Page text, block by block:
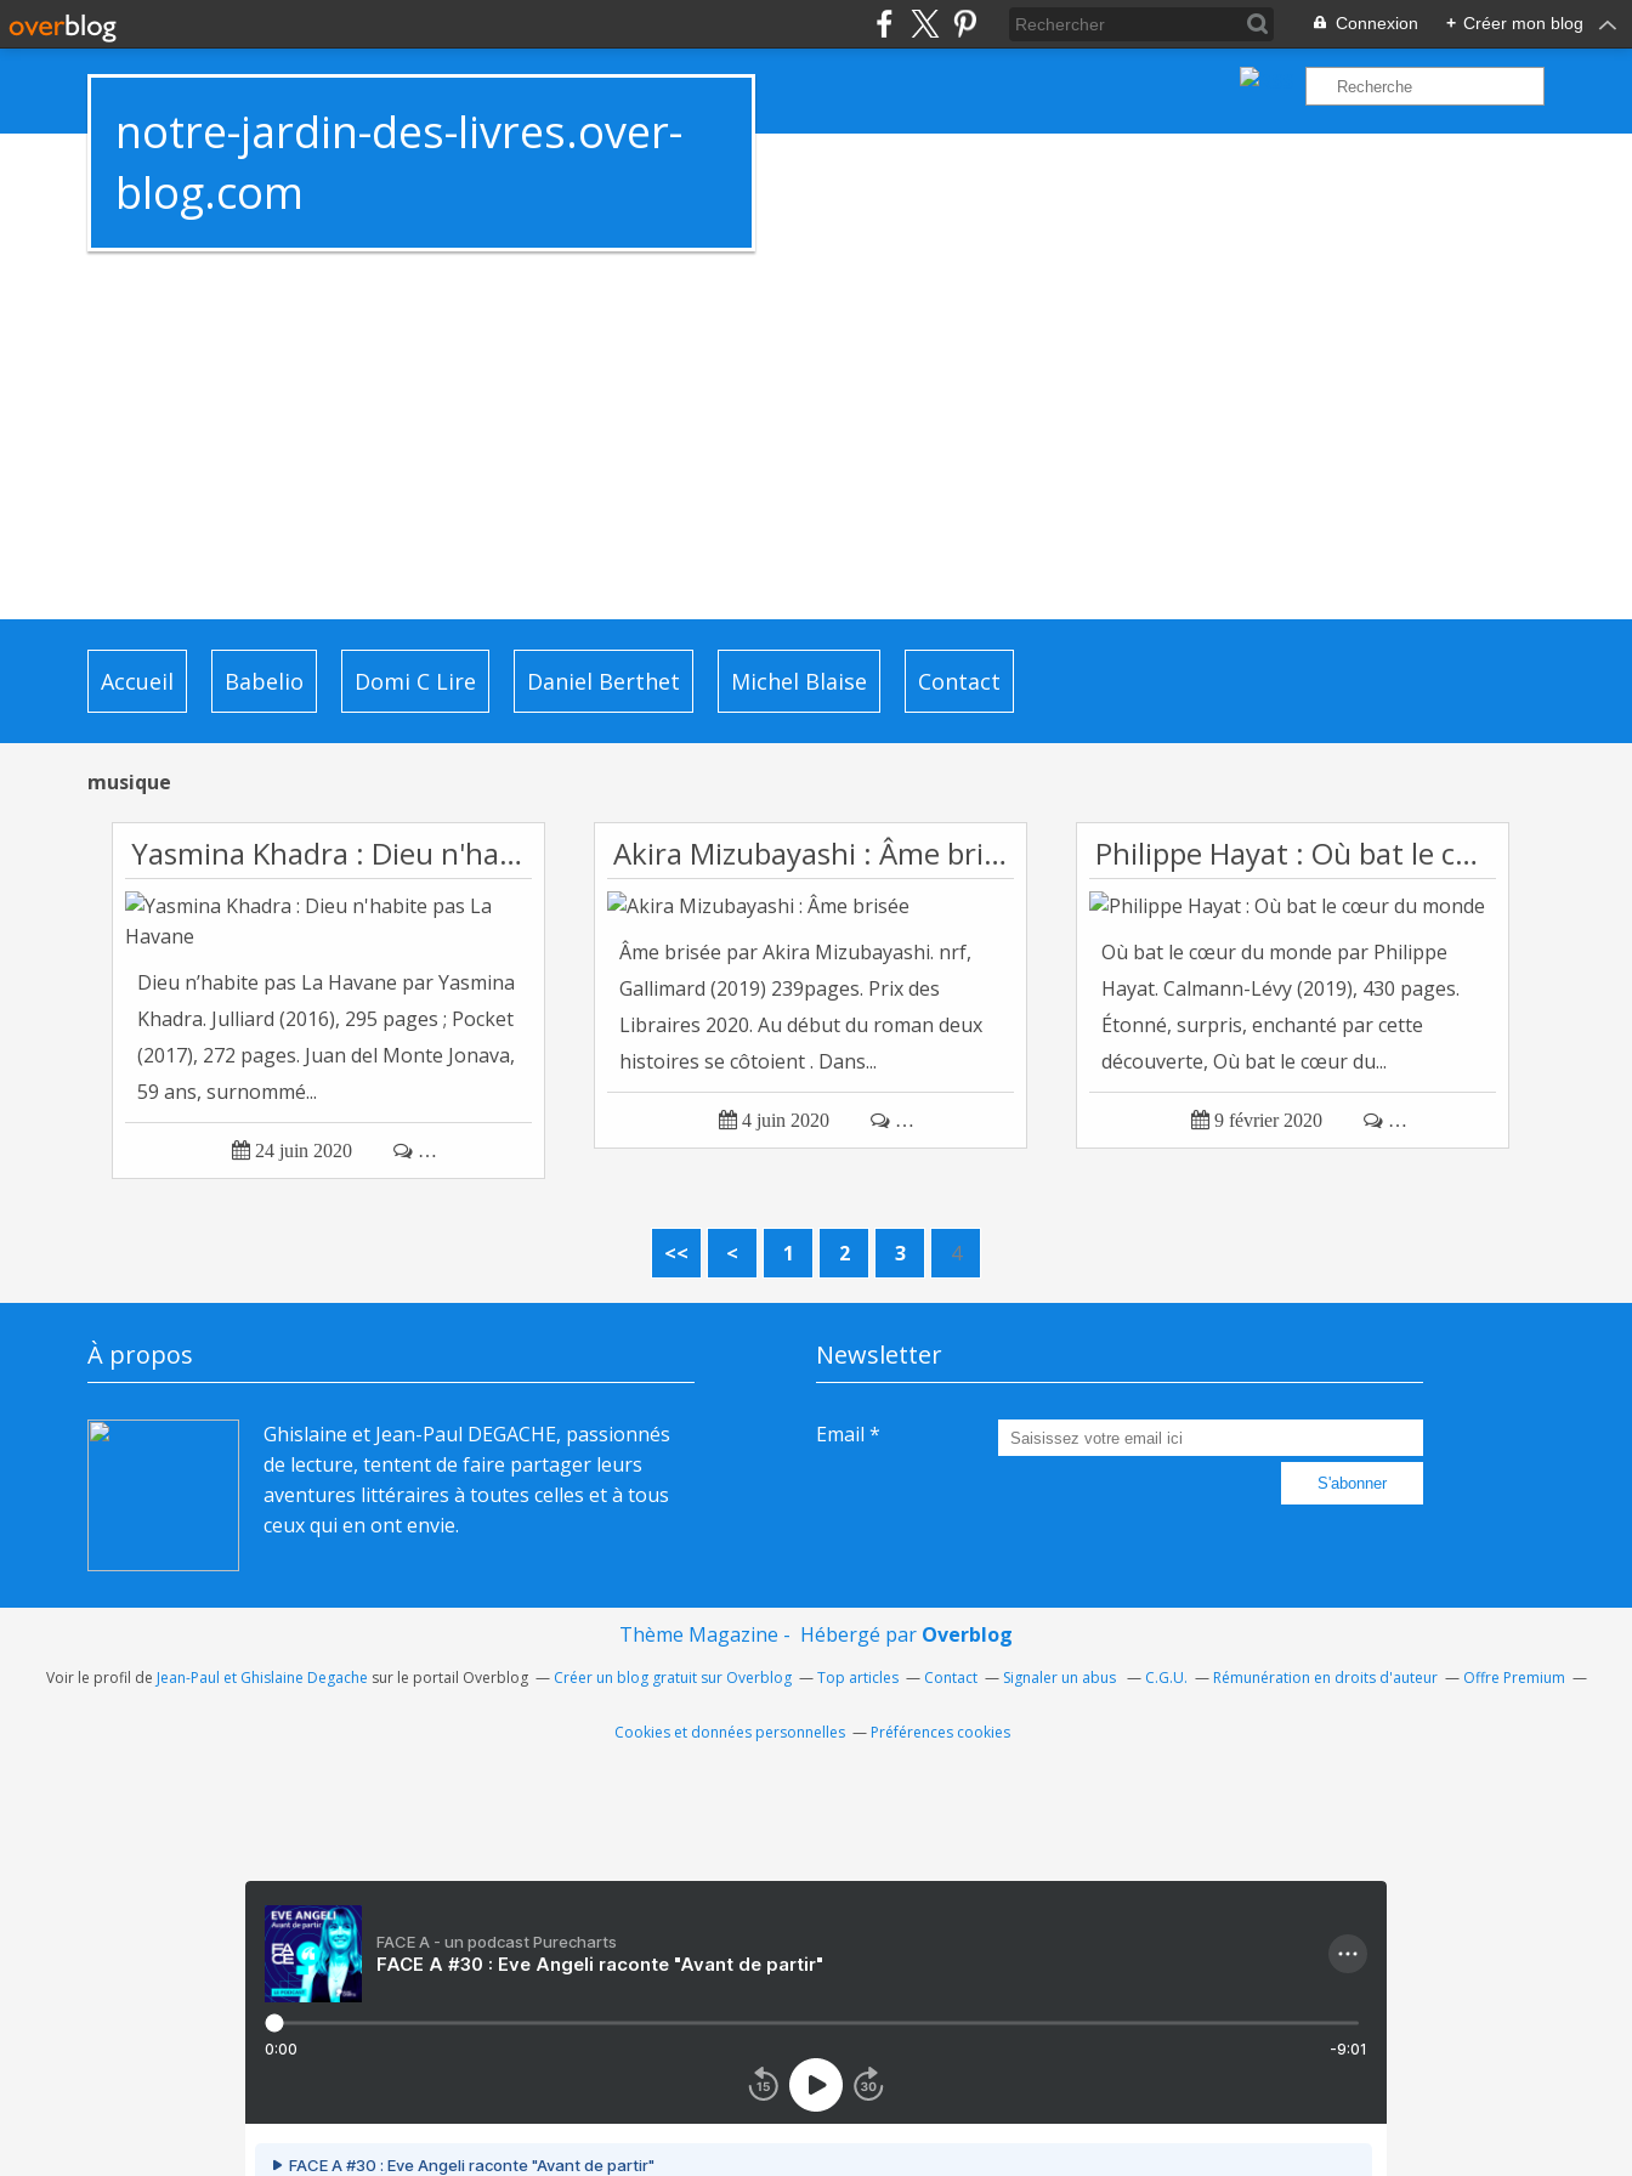
Connexion + Créer mon blog
notre-jardin-des-livres.over-
blog.com
Accueil Babelio Domi C Lire Daniel Berthet Michel Blaise Contact
musique
Yasmina Khadra : Dieu n'habite pas La Havane
Dieu n’habite pas La Havane par Yasmina
Khadra. Julliard (2016), 295 pages ; Pocket
(2017), 272 pages. Juan del Monte Jonava,
59 ans, surnommé...
 24 juin 2020  …
Akira Mizubayashi : Âme brisée
Âme brisée par Akira Mizubayashi. nrf,
Gallimard (2019) 239pages. Prix des
Libraires 2020. Au début du roman deux
histoires se côtoient . Dans...
 4 juin 2020  …
Philippe Hayat : Où bat le cœur du monde
Où bat le cœur du monde par Philippe
Hayat. Calmann-Lévy (2019), 430 pages.
Étonné, surpris, enchanté par cette
découverte, Où bat le cœur du...
 9 février 2020  …
<< < 1 2 3 4
À propos
Ghislaine et Jean-Paul DEGACHE, passionnés
de lecture, tentent de faire partager leurs
aventures littéraires à toutes celles et à tous
ceux qui en ont envie.
Newsletter
Email
Thème Magazine - Hébergé par Overblog
Voir le profil de Jean-Paul et Ghislaine Degache sur le portail Overblog Créer un blog gratuit sur Overblog Top articles Contact Signaler un abus C.G.U. Rémunération en droits d'auteur Offre Premium
Cookies et données personnelles Préférences cookies
FACE A - un podcast Purecharts
FACE A #30 : Eve Angeli raconte "Avant de partir"
0:00 -9:01
FACE A #30 : Eve Angeli raconte "Avant de partir"